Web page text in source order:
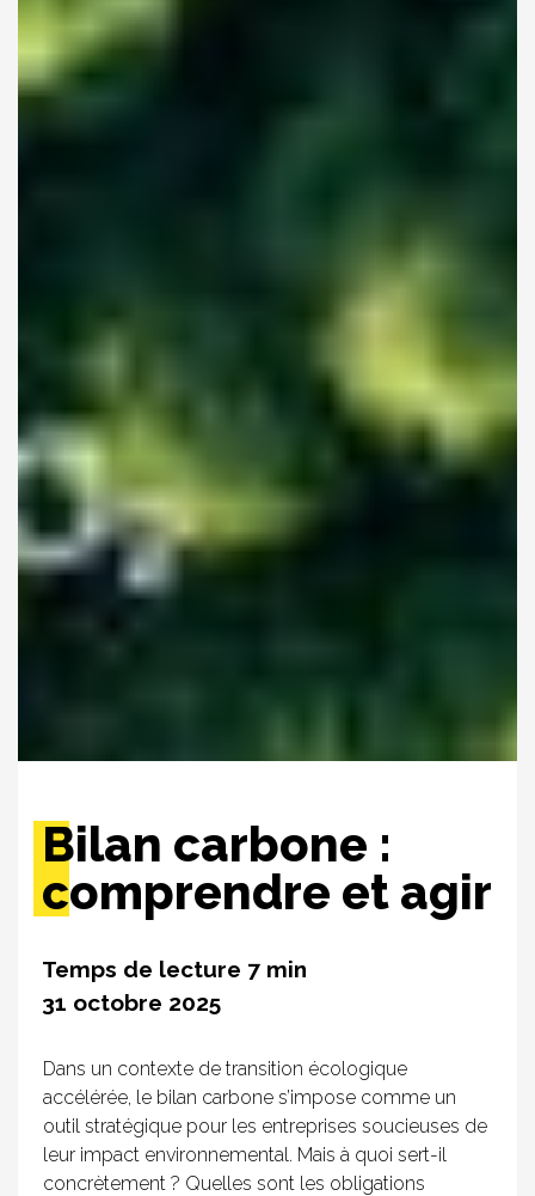
Bilan carbone :
comprendre et agir
31 octobre 2025
Dans un contexte de transition écologique
accélérée, le bilan carbone s’impose comme un
outil stratégique pour les entreprises soucieuses de
leur impact environnemental. Mais à quoi sert-il
concrètement ? Quelles sont les obligations